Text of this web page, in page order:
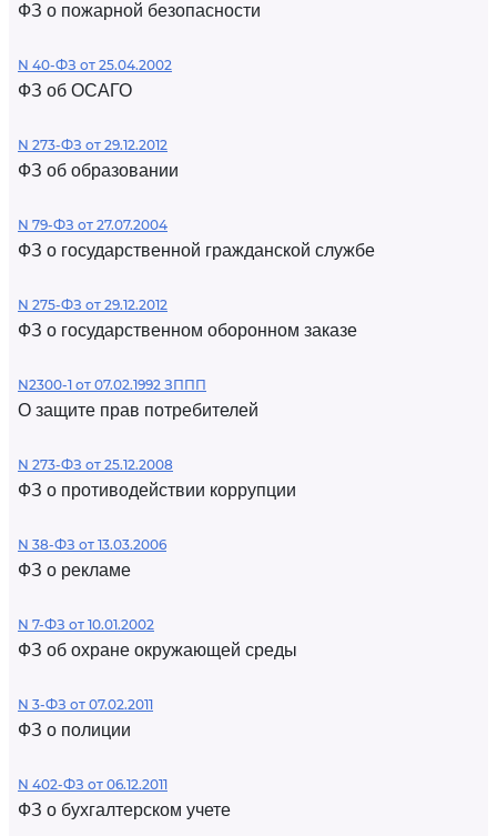
ФЗ о пожарной безопасности
N 40-ФЗ от 25.04.2002
ФЗ об ОСАГО
N 273-ФЗ от 29.12.2012
ФЗ об образовании
N 79-ФЗ от 27.07.2004
ФЗ о государственной гражданской службе
N 275-ФЗ от 29.12.2012
ФЗ о государственном оборонном заказе
N2300-1 от 07.02.1992 ЗППП
О защите прав потребителей
N 273-ФЗ от 25.12.2008
ФЗ о противодействии коррупции
N 38-ФЗ от 13.03.2006
ФЗ о рекламе
N 7-ФЗ от 10.01.2002
ФЗ об охране окружающей среды
N 3-ФЗ от 07.02.2011
ФЗ о полиции
N 402-ФЗ от 06.12.2011
ФЗ о бухгалтерском учете